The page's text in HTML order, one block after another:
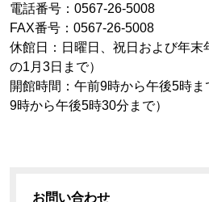
電話番号：0567-26-5008
FAX番号：0567-26-5008
休館日：日曜日、祝日および年
の1月3日まで）
開館時間：午前9時から午後5時
9時から午後5時30分まで）
お問い合わせ